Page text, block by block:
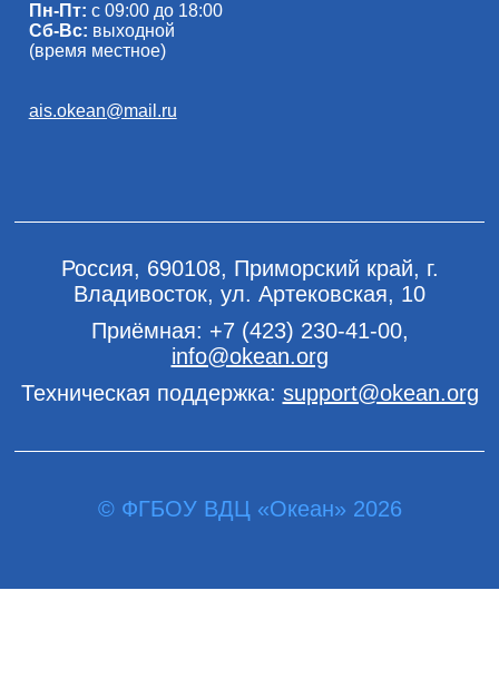
Пн-Пт: с 09:00 до 18:00
Сб-Вс: выходной
(время местное)
ais.okean@mail.ru
Россия, 690108, Приморский край, г.
Владивосток, ул. Артековская, 10
Приёмная: +7 (423) 230-41-00,
info@okean.org
Техническая поддержка: support@okean.org
© ФГБОУ ВДЦ «Океан» 2026